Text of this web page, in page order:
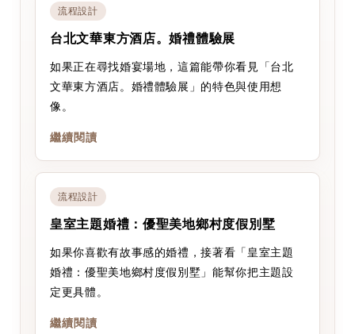
流程設計
台北文華東方酒店。婚禮體驗展
如果正在尋找婚宴場地，這篇能帶你看見「台北
文華東方酒店。婚禮體驗展」的特色與使用想
像。
繼續閱讀
流程設計
皇室主題婚禮：優聖美地鄉村度假別墅
如果你喜歡有故事感的婚禮，接著看「皇室主題
婚禮：優聖美地鄉村度假別墅」能幫你把主題設
定更具體。
繼續閱讀